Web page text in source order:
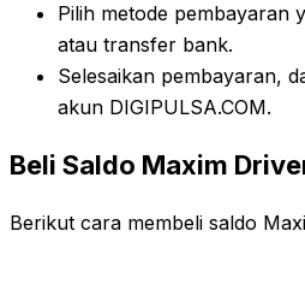
Pilih metode pembayaran
atau transfer bank.
Selesaikan pembayaran,
akun DIGIPULSA.COM.
Beli Saldo Maxim
Berikut cara membeli saldo